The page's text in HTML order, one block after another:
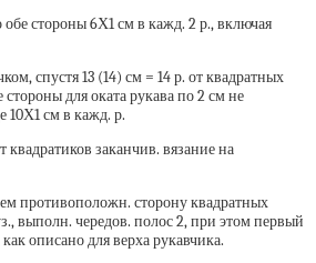
стороны 6Х1 см в кажд. 2 р., включая
спустя 13 (14) см = 14 р. от квадратных
для оката рукава по 2 см не
10Х1 см в кажд. р.
квадратиков заканчив. вязание на
противоположн. сторону квадратных
выполн. чередов. полос 2, при этом первый
описано для верха рукавчика.